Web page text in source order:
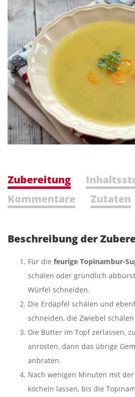
Zubereitung
Kommentare
Zutaten
Beschreibung der
Für die feurige Topinambur-
schälen oder gründlich
Würfel schneiden.
Die Erdäpfel schälen und
schneiden, die Zwiebel
Die Butter im Topf zerlassen,
anrösten, dann das übrige
anbraten.
Nach wenigen Minuten mit
köcheln lassen, bis die